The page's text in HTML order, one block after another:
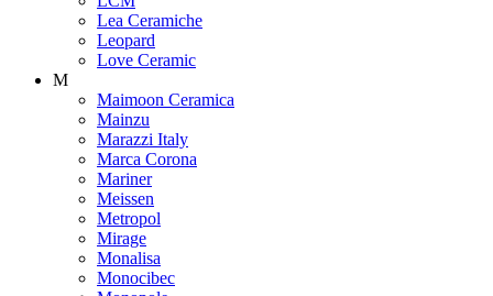
Lea Ceramiche
Leopard
Love Ceramic
M
Maimoon Ceramica
Mainzu
Marazzi Italy
Marca Corona
Mariner
Meissen
Metropol
Mirage
Monalisa
Monocibec